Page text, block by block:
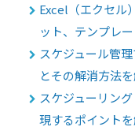
Excel（エクセル
ット、テンプレ
スケジュール管
とその解消方法
スケジューリン
現するポイント